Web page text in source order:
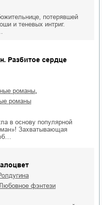
потерявшей
и теневых интриг.
Разбитое сердце
романы
романы
в основу популярной
Захватывающая
любовное фэнтези